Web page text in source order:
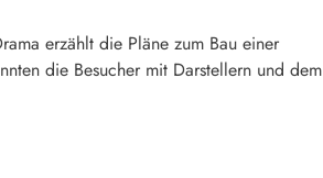
erzählt die Pläne zum Bau einer
die Besucher mit Darstellern und dem